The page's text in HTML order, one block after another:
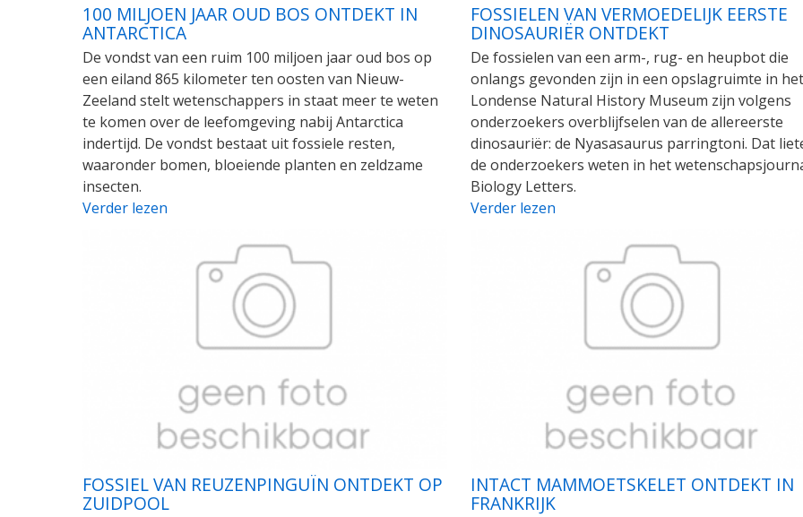
100 MILJOEN JAAR OUD BOS ONTDEKT IN
ANTARCTICA
De vondst van een ruim 100 miljoen jaar oud bos op
een eiland 865 kilometer ten oosten van Nieuw-
Zeeland stelt wetenschappers in staat meer te weten
te komen over de leefomgeving nabij Antarctica
indertijd. De vondst bestaat uit fossiele resten,
waaronder bomen, bloeiende planten en zeldzame
insecten.
Verder lezen
FOSSIELEN VAN VERMOEDELIJK EERSTE
DINOSAURIËR ONTDEKT
De fossielen van een arm-, rug- en heupbot die
onlangs gevonden zijn in een opslagruimte in het
Londense Natural History Museum zijn volgens
onderzoekers overblijfselen van de allereerste
dinosauriër: de Nyasasaurus parringtoni. Dat
de onderzoekers weten in het
Biology Letters.
Verder lezen
FOSSIEL VAN REUZENPINGUÏN ONTDEKT OP
ZUIDPOOL
INTACT MAMMOETSKELET ONTDEKT IN
FRANKRIJK